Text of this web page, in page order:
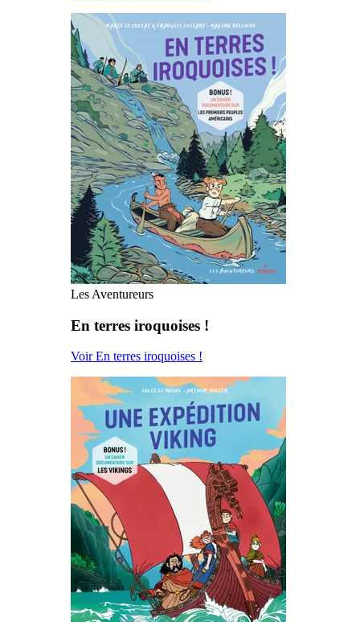
Les Aventureurs
En terres iroquoises !
Voir En terres iroquoises !